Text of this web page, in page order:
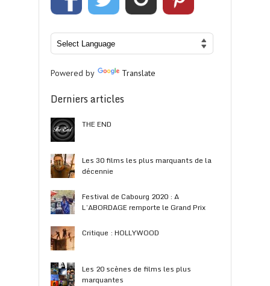
Powered by Translate
Derniers articles
THE END
Les 30 films les plus marquants de la
décennie
Festival de Cabourg 2020 : A
L’ABORDAGE remporte le Grand Prix
Critique : HOLLYWOOD
Les 20 scènes de films les plus
marquantes